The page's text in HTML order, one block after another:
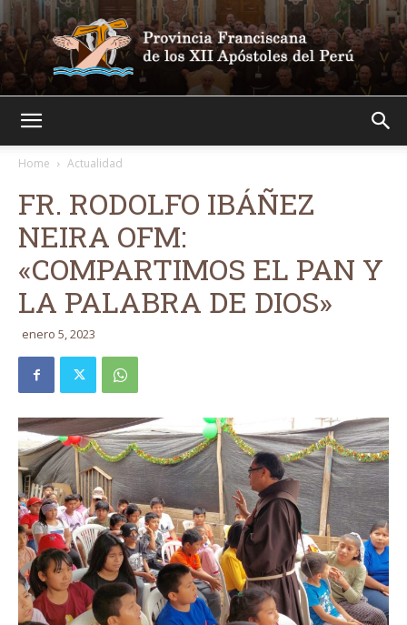
Home
Actualidad
FR. RODOLFO IBÁÑEZ
NEIRA OFM:
«COMPARTIMOS EL PAN Y
LA PALABRA DE DIOS»
enero 5, 2023